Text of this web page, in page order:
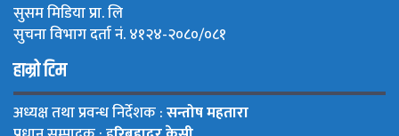
सुसम मिडिया प्रा. लि
सुचना विभाग दर्ता नं. ४१२४-२०८०/०८१
हाम्रो टिम
अध्यक्ष तथा प्रवन्ध निर्देशक :सन्तोष महतारा